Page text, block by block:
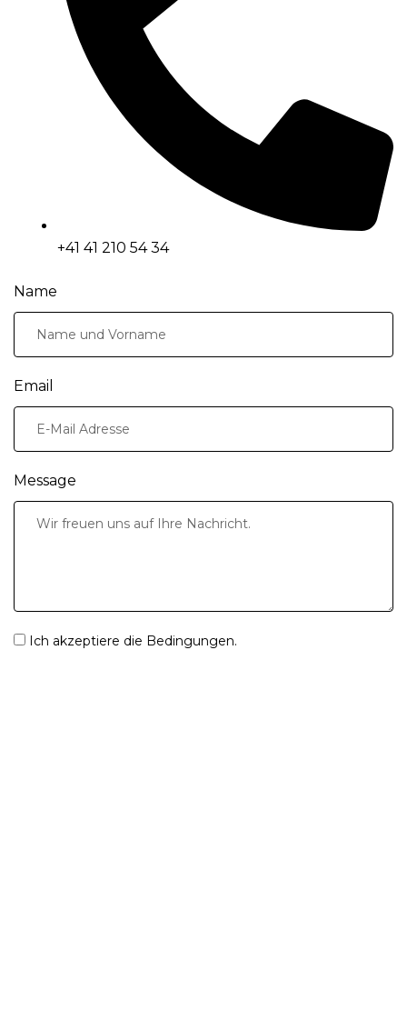
+41 41 210 54 34
Name
Email
Message
Ich akzeptiere die Bedingungen.